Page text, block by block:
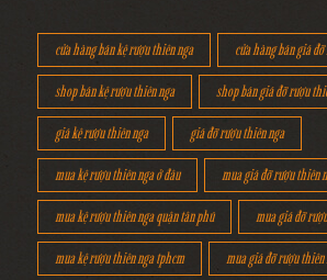
cửa hàng bán kệ rượu thiên nga cửa hàng bán giá
shop bán kệ rượu thiên nga shop bán giá đỡ rượu
giá kệ rượu thiên nga giá đỡ rượu thiên nga
mua kệ rượu thiên nga ở đâu mua giá đỡ rượu thiên
mua kệ rượu thiên nga quận tân phú mua giá đỡ
mua kệ rượu thiên nga tphcm mua giá đỡ rượu